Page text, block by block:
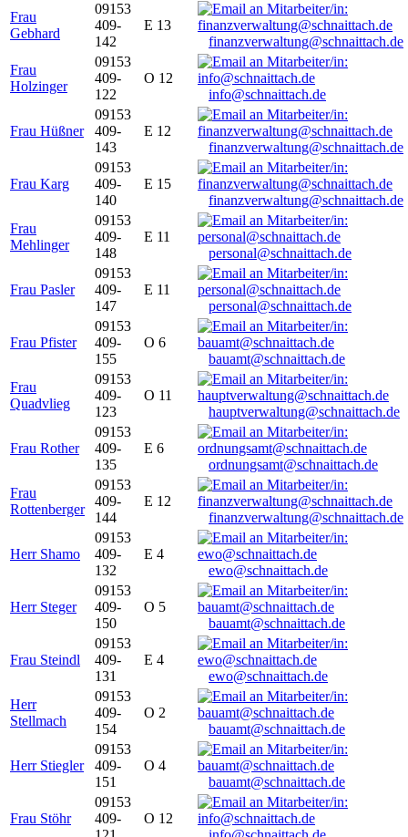
Frau
Gebhard
09153
409-
142
E 13
finanzverwaltung@schnaittach.de
Frau
Holzinger
09153
409-
122
O 12
info@schnaittach.de
Frau Hüßner
09153
409-
143
E 12
finanzverwaltung@schnaittach.de
Frau Karg
09153
409-
140
E 15
finanzverwaltung@schnaittach.de
Frau
Mehlinger
09153
409-
148
E 11
personal@schnaittach.de
Frau Pasler
09153
409-
147
E 11
personal@schnaittach.de
Frau Pfister
09153
409-
155
O 6
bauamt@schnaittach.de
Frau
Quadvlieg
09153
409-
123
O 11
hauptverwaltung@schnaittach.de
Frau Rother
09153
409-
135
E 6
ordnungsamt@schnaittach.de
Frau
Rottenberger
09153
409-
144
E 12
finanzverwaltung@schnaittach.de
Herr Shamo
09153
409-
132
E 4
ewo@schnaittach.de
Herr Steger
09153
409-
150
O 5
bauamt@schnaittach.de
Frau Steindl
09153
409-
131
E 4
ewo@schnaittach.de
Herr
Stellmach
09153
409-
154
O 2
bauamt@schnaittach.de
Herr Stiegler
09153
409-
151
O 4
bauamt@schnaittach.de
Frau Stöhr
09153
409-
O 12